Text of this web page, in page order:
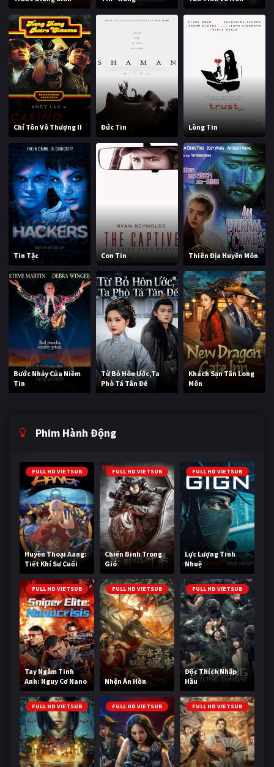
Chí Tôn Vô Thượng II Đức Tin Lòng Tin
Tin Tặc Con Tin Thiên Địa Huyền Môn
Bước Nhảy Của Niềm
Tin
Từ Bỏ Hôn Ước,Ta
Phò Tá Tân Đế
Khách Sạn Tân Long
Môn
Phim Hành Động
FULL HD VIETSUB
Huyền Thoại Aang:
Tiết Khí Sư Cuối
Cùng
FULL HD VIETSUB
Chiến Binh Trong
Gió
FULL HD VIETSUB
Lực Lượng Tinh
Nhuệ
FULL HD VIETSUB
Tay Ngắm Tinh
Anh: Nguy Cơ Nano
FULL HD VIETSUB
Nhện Ăn Hồn
FULL HD VIETSUB
Độc Thích Nhập
Hầu
FULL HD VIETSUB FULL HD VIETSUB FULL HD VIETSUB